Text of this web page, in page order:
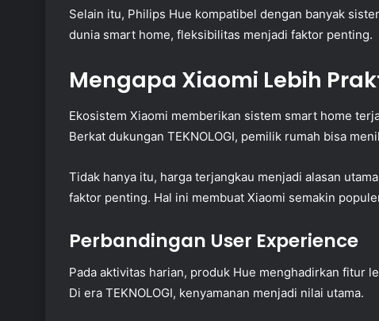
Selain itu, Philips Hue kompatibel dengan banyak
dunia smart home, fleksibilitas menjadi faktor penting.
Mengapa Xiaomi Lebih
Ekosistem Xiaomi memberikan sistem smart home
Berkat dukungan TEKNOLOGI, pemilik rumah bisa
Tidak hanya itu, harga terjangkau menjadi alasan
faktor penting. Hal ini membuat Xiaomi semakin
Perbandingan User Experience
Pada aktivitas harian, produk Hue menghadirkan fitur
Di era TEKNOLOGI, kenyamanan menjadi nilai utama.